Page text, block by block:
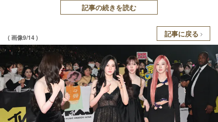
記事の続きを読む
( 画像9/14 ) 記事に戻る